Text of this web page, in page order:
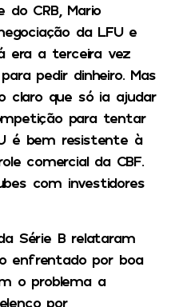
CRB, Mario
da LFU e
era a terceira vez
pedir dinheiro. Mas
claro que só ia ajudar
para tentar
é bem resistente à
comercial da CBF.
com investidores
Série B relataram
enfrentado por boa
o problema a
por